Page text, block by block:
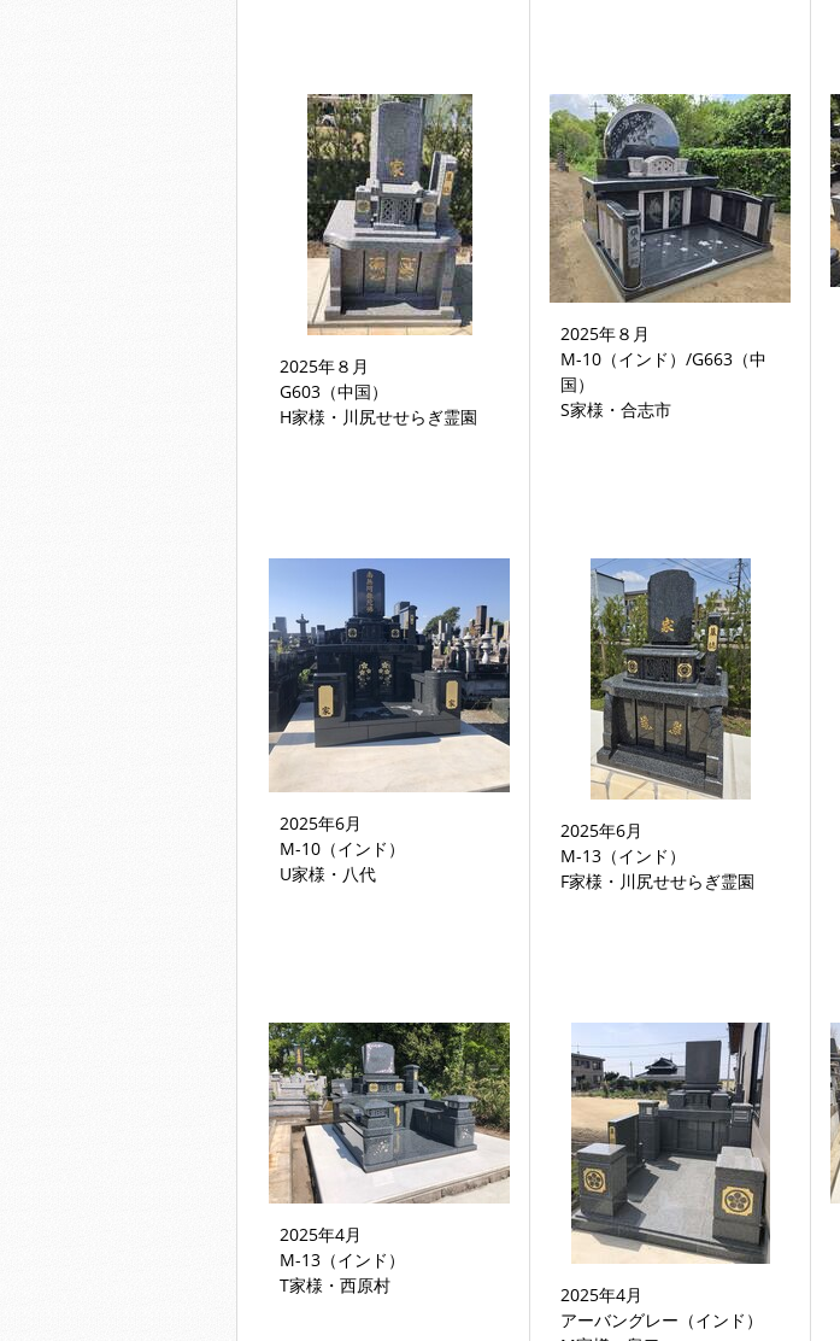
2025年８月
G603（中国）
H家様・川尻せせらぎ霊園
2025年８月
M-10（インド）/G663（中
国）
S家様・合志市
2025年6月
M-10（インド）
U家様・八代
2025年6月
M-13（インド）
F家様・川尻せせらぎ霊園
2025年4月
M-13（インド）
T家様・西原村
2025年4月
アーバングレー（インド）